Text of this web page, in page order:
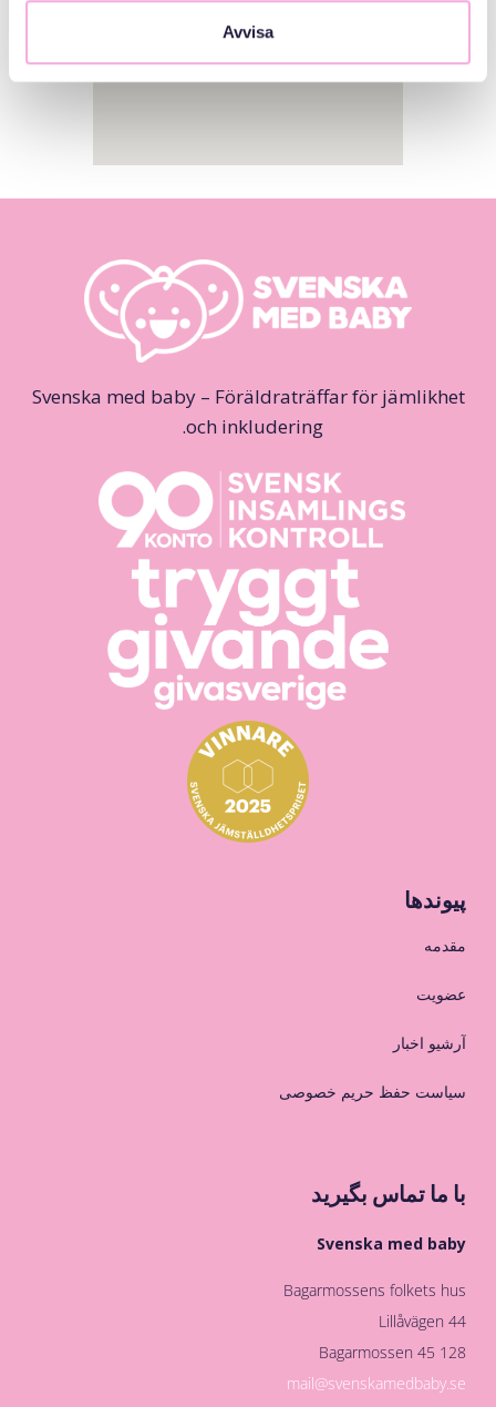
Avvisa
Svenska med baby – Föräldraträffar för jämlikhet
och inkludering.
پیوندها
مقدمه
عضویت
آرشیو اخبار
سیاست حفظ حریم خصوصی
با ما تماس بگیرید
Svenska med baby
Bagarmossens folkets hus
Lillåvägen 44
128 45 Bagarmossen
mail@svenskamedbaby.se